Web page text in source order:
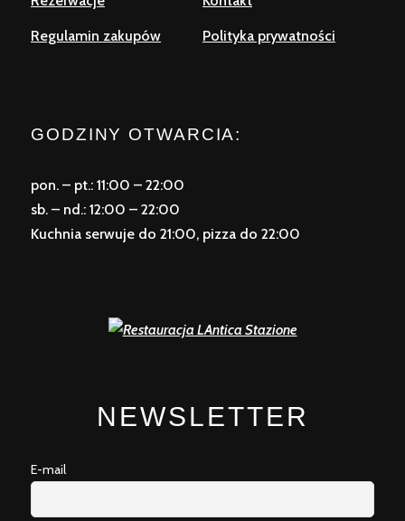
Regulamin zakupów Polityka prywatności
GODZINY OTWARCIA:
pon. – pt.: 11:00 – 22:00
sb. – nd.: 12:00 – 22:00
Kuchnia serwuje do 21:00, pizza do 22:00
NEWSLETTER
E-mail